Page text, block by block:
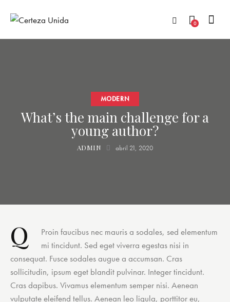
0
MODERN
What’s the main challenge for a
young author?
ADMIN abril 21, 2020
Q
Proin faucibus nec mauris a sodales, sed elementum
mi tincidunt. Sed eget viverra egestas nisi in
consequat. Fusce sodales augue a accumsan. Cras
sollicitudin, ipsum eget blandit pulvinar. Integer tincidunt.
Cras dapibus. Vivamus elementum semper nisi. Aenean
vulputate eleifend tellus. Aenean leo ligula, porttitor eu,